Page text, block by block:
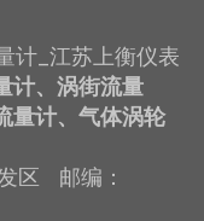
计_江苏上衡仪表
计、涡街流量
量计、气体涡轮
区 邮编：